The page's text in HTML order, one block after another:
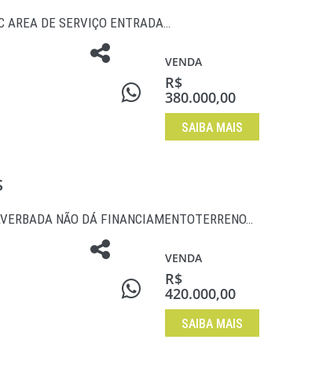
AREA DE SERVIÇO ENTRADA…
VENDA
R$
380.000,00
SAIBA MAIS
NÃO DÁ FINANCIAMENTOTERRENO…
VENDA
R$
420.000,00
SAIBA MAIS